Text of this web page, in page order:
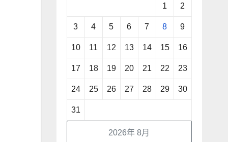
2026年 8月
1 2
3 4 5 6 7 8 9
10 11 12 13 14 15 16
17 18 19 20 21 22 23
24 25 26 27 28 29 30
31